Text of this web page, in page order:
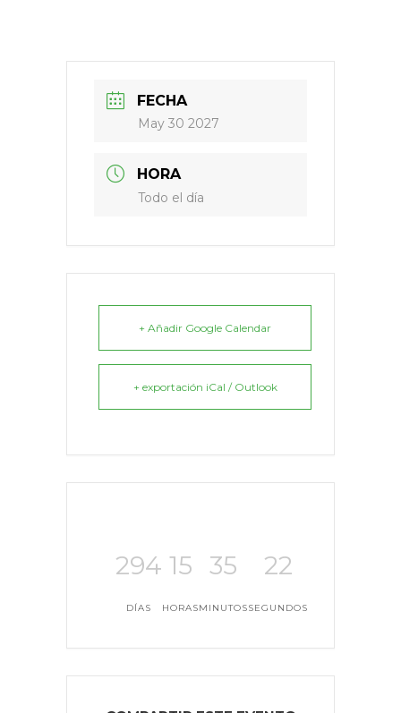
FECHA
May 30 2027
HORA
Todo el día
+ Añadir Google Calendar
+ exportación iCal / Outlook
294
DÍAS
15
HORAS
35
MINUTOS
22
SEGUNDOS